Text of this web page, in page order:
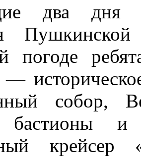
два дня
погоде
—
собор,
бастионы и
крейсер